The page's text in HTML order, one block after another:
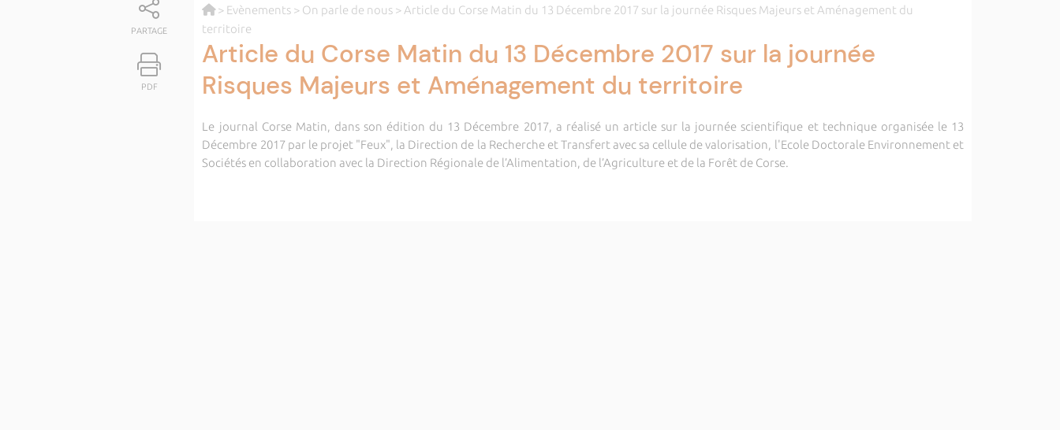
PARTAGE
PDF
> Evènements > On parle de nous > Article du Corse Matin du 13 Décembre 2017 sur la journée Risques Majeurs et Aménagement du
territoire
Article du Corse Matin du 13 Décembre 2017 sur la journée
Risques Majeurs et Aménagement du territoire
Le journal Corse Matin, dans son édition du 13 Décembre 2017, a réalisé un article sur la journée scientifique et technique organisée le 13
Décembre 2017 par le projet "Feux", la Direction de la Recherche et Transfert avec sa cellule de valorisation, l'Ecole Doctorale Environnement et
Sociétés en collaboration avec la Direction Régionale de l’Alimentation, de l’Agriculture et de la Forêt de Corse.